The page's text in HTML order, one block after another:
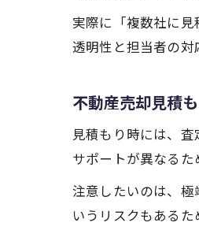
実際に「複数社に
透明性と担当者の対
不動産売却見積
見積もり時には、
サポートが異なるた
注意したいのは、
いうリスクもあるた